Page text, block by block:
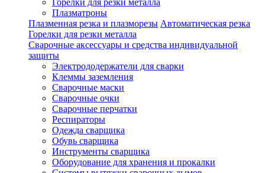
Горелки для резки металла
Плазматроны
Плазменная резка и плазморезы Автоматическая резка
Горелки для резки металла
Сварочные аксессуары и средства индивидуальной
защиты
Электрододержатели для сварки
Клеммы заземления
Сварочные маски
Сварочные очки
Сварочные перчатки
Респираторы
Одежда сварщика
Обувь сварщика
Инструменты сварщика
Оборудование для хранения и прокалки